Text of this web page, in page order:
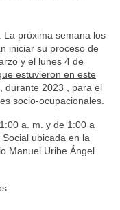
La próxima semana los
iniciar su proceso de
y el lunes 4 de
estuvieron en este
durante 2023 , para el
socio-ocupacionales.
a. m. y de 1:00 a
ubicada en la
Manuel Uribe Ángel